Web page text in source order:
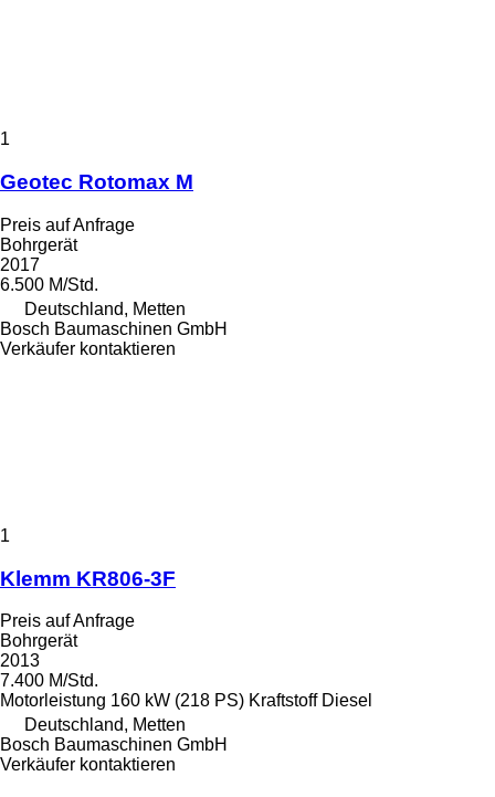
1
Geotec Rotomax M
Preis auf Anfrage
Bohrgerät
2017
6.500 M/Std.
Deutschland, Metten
Bosch Baumaschinen GmbH
Verkäufer kontaktieren
1
Klemm KR806-3F
Preis auf Anfrage
Bohrgerät
2013
7.400 M/Std.
Motorleistung 160 kW (218 PS) Kraftstoff Diesel
Deutschland, Metten
Bosch Baumaschinen GmbH
Verkäufer kontaktieren